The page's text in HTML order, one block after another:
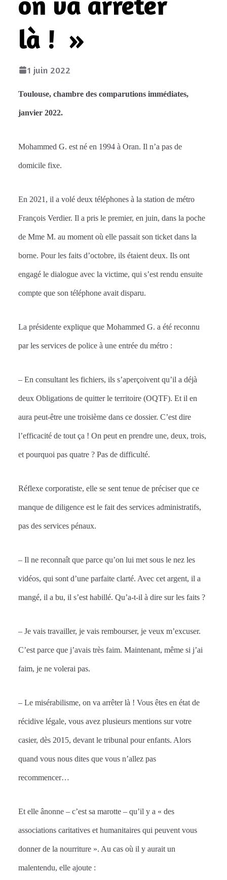
là ! »
1 juin 2022
Toulouse, chambre des comparutions immédiates,
janvier 2022.
Mohammed G. est né en 1994 à Oran. Il n’a pas de
domicile fixe.
En 2021, il a volé deux téléphones à la station de métro
François Verdier. Il a pris le premier, en juin, dans la poche
de Mme M. au moment où elle passait son ticket dans la
borne. Pour les faits d’octobre, ils étaient deux. Ils ont
engagé le dialogue avec la victime, qui s’est rendu ensuite
compte que son téléphone avait disparu.
La présidente explique que Mohammed G. a été reconnu
par les services de police à une entrée du métro :
– En consultant les fichiers, ils s’aperçoivent qu’il a déjà
deux Obligations de quitter le territoire (OQTF). Et il en
aura peut-être une troisième dans ce dossier. C’est dire
l’efficacité de tout ça ! On peut en prendre une, deux, trois,
et pourquoi pas quatre ? Pas de difficulté.
Réflexe corporatiste, elle se sent tenue de préciser que ce
manque de diligence est le fait des services administratifs,
pas des services pénaux.
– Il ne reconnaît que parce qu’on lui met sous le nez les
vidéos, qui sont d’une parfaite clarté. Avec cet argent, il a
mangé, il a bu, il s’est habillé. Qu’a-t-il à dire sur les faits ?
– Je vais travailler, je vais rembourser, je veux m’excuser.
C’est parce que j’avais très faim. Maintenant, même si j’ai
faim, je ne volerai pas.
– Le misérabilisme, on va arrêter là ! Vous êtes en état de
récidive légale, vous avez plusieurs mentions sur votre
casier, dès 2015, devant le tribunal pour enfants. Alors
quand vous nous dites que vous n’allez pas
recommencer…
Et elle ânonne – c’est sa marotte – qu’il y a « des
associations caritatives et humanitaires qui peuvent vous
donner de la nourriture ». Au cas où il y aurait un
malentendu, elle ajoute :